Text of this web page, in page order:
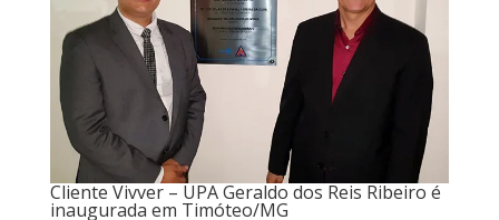
Cliente Vivver – UPA Geraldo dos Reis Ribeiro é
inaugurada em Timóteo/MG